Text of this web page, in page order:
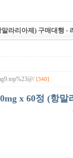
라리아제) 구매대행 -
[340]
x 60정 (항